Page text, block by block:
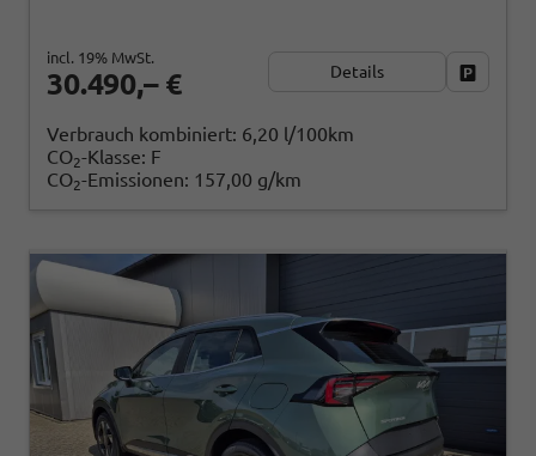
30.490,– €
incl. 19% MwSt.
Details
Verbrauch kombiniert: 6,20 l/100km
CO2-Klasse: F
CO2-Emissionen: 157,00 g/km